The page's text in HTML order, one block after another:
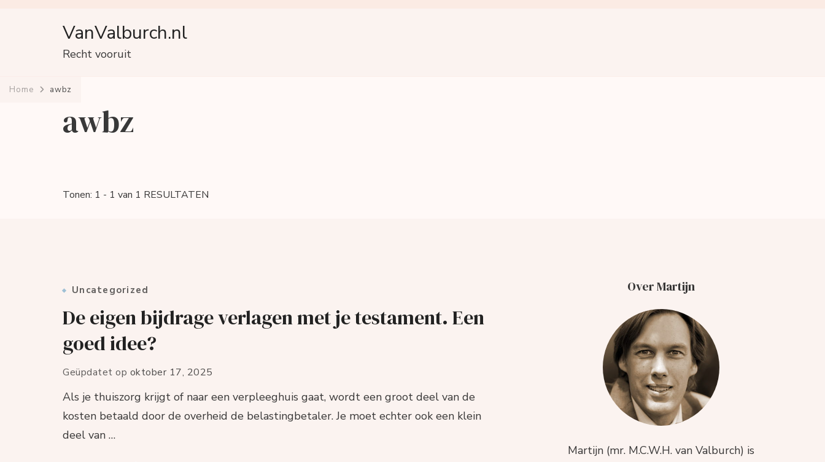
VanValburch.nl
Recht vooruit
Home awbz
awbz
Tonen: 1 - 1 van 1 RESULTATEN
Uncategorized
De eigen bijdrage verlagen met je testament. Een
goed idee?
Geüpdatet op oktober 17, 2025
Als je thuiszorg krijgt of naar een verpleeghuis gaat, wordt een groot deel van de
kosten betaald door de overheid de belastingbetaler. Je moet echter ook een klein
deel van …
Over Martijn
Martijn (mr. M.C.W.H. van Valburch) is